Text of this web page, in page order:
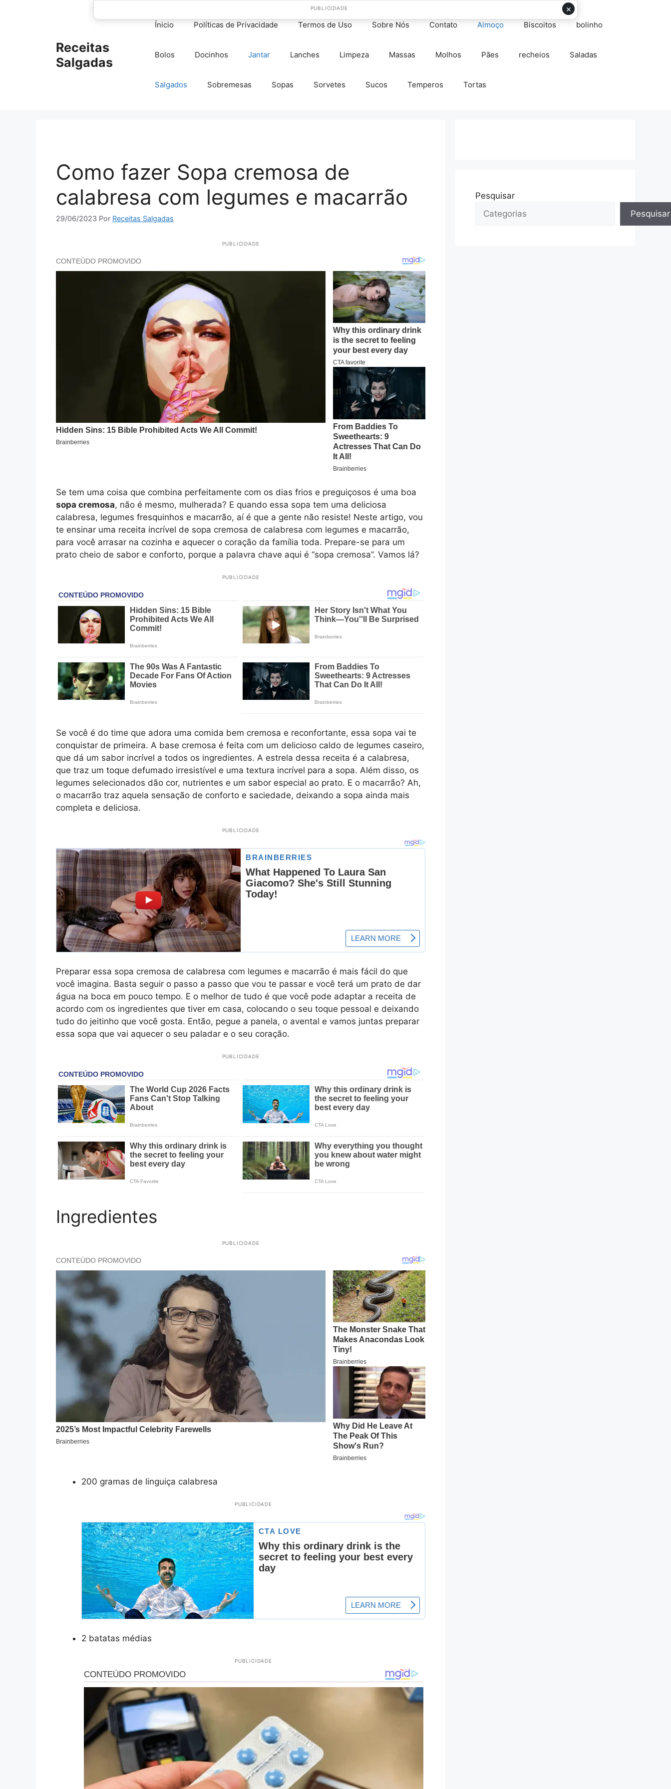
Receitas
Salgadas
Ínicio Políticas de Privacidade Termos de Uso Sobre Nós Contato Almoço Biscoitos bolinho
Bolos Docinhos Jantar Lanches Limpeza Massas Molhos Pães recheios Saladas
Salgados Sobremesas Sopas Sorvetes Sucos Temperos Tortas
Como fazer Sopa cremosa de
calabresa com legumes e macarrão
29/06/2023 Por Receitas Salgadas
PUBLICIDADE
Se tem uma coisa que combina perfeitamente com os dias frios e preguiçosos é uma boa
sopa cremosa, não é mesmo, mulherada? E quando essa sopa tem uma deliciosa
calabresa, legumes fresquinhos e macarrão, aí é que a gente não resiste! Neste artigo, vou
te ensinar uma receita incrível de sopa cremosa de calabresa com legumes e macarrão,
para você arrasar na cozinha e aquecer o coração da família toda. Prepare-se para um
prato cheio de sabor e conforto, porque a palavra chave aqui é “sopa cremosa”. Vamos lá?
PUBLICIDADE
Se você é do time que adora uma comida bem cremosa e reconfortante, essa sopa vai te
conquistar de primeira. A base cremosa é feita com um delicioso caldo de legumes caseiro,
que dá um sabor incrível a todos os ingredientes. A estrela dessa receita é a calabresa,
que traz um toque defumado irresistível e uma textura incrível para a sopa. Além disso, os
legumes selecionados dão cor, nutrientes e um sabor especial ao prato. E o macarrão? Ah,
o macarrão traz aquela sensação de conforto e saciedade, deixando a sopa ainda mais
completa e deliciosa.
PUBLICIDADE
Preparar essa sopa cremosa de calabresa com legumes e macarrão é mais fácil do que
você imagina. Basta seguir o passo a passo que vou te passar e você terá um prato de dar
água na boca em pouco tempo. E o melhor de tudo é que você pode adaptar a receita de
acordo com os ingredientes que tiver em casa, colocando o seu toque pessoal e deixando
tudo do jeitinho que você gosta. Então, pegue a panela, o avental e vamos juntas preparar
essa sopa que vai aquecer o seu paladar e o seu coração.
PUBLICIDADE
Ingredientes
PUBLICIDADE
200 gramas de linguiça calabresa
PUBLICIDADE
2 batatas médias
PUBLICIDADE
Pesquisar
Pesquisar
×
PUBLICIDADE